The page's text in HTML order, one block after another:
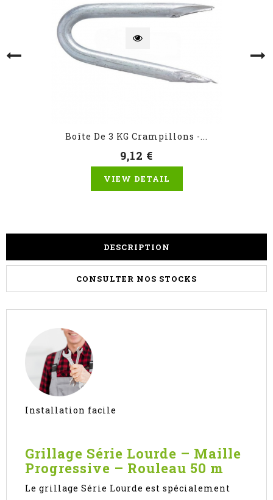
Boîte De 3 KG Crampillons -...
9,12 €
VIEW DETAIL
DESCRIPTION
CONSULTER NOS STOCKS
Installation facile
Grillage Série Lourde – Maille
Progressive – Rouleau 50 m
Le grillage Série Lourde est spécialement